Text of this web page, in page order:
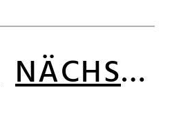
NÄCHSTE